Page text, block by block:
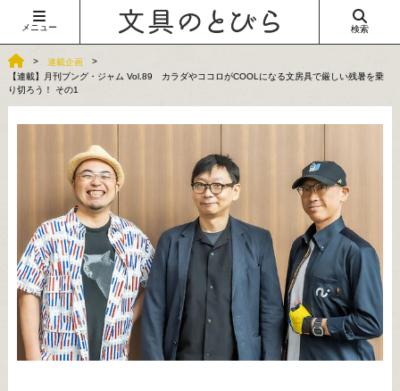
メニュー 検索
連載企画
【連載】月刊ブング・ジャム Vol.89 カラダやココロがCOOLになる文房具で厳しい残暑を乗
り切ろう！ その1